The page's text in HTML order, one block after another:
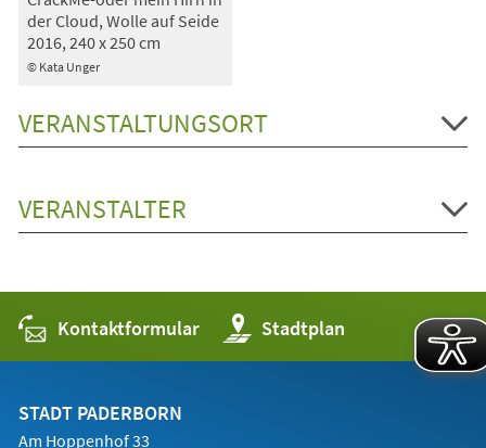
© Kata Unger
der Cloud, Wolle auf Seide
2016, 240 x 250 cm
VERANSTALTUNGSORT
VERANSTALTER
Kontaktformular Stadtplan
(Öffnet
in
einem
STADT PADERBORN
Am Hoppenhof 33